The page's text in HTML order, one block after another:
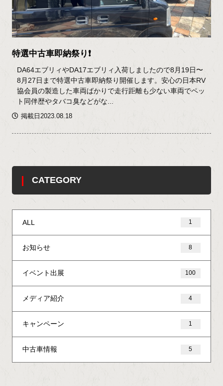
特選中古車即納祭り❗️
DA64エブリィやDA17エブリィ入荷しましたので8月19日〜
8月27日まで特選中古車即納祭り開催します。安心の日本RV
協会員の製造した車両ばかりで走行距離も少ない車両でペッ
ト同伴歴やタバコ臭などがな...
掲載日2023.08.18
CATEGORY
ALL 1
お知らせ 8
イベント出展 100
メディア紹介 4
キャンペーン 1
中古車情報 5